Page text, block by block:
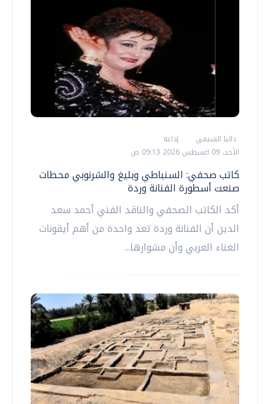
داليا الشيمى
إذاعة
الأحد، 09 اغسطس 2026 09:13 ص
كاتب صحفي: السنباطي وبليغ والشرنوبي محطات
صنعت أسطورة الفنانة وردة
أكد الكاتب الصحفي والناقد الفني أحمد سعد
الدين أن الفنانة وردة تعد واحدة من أهم أيقونات
الغناء العربي وأن مشوارها...